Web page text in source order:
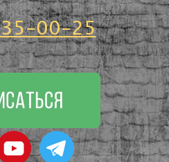
00-25